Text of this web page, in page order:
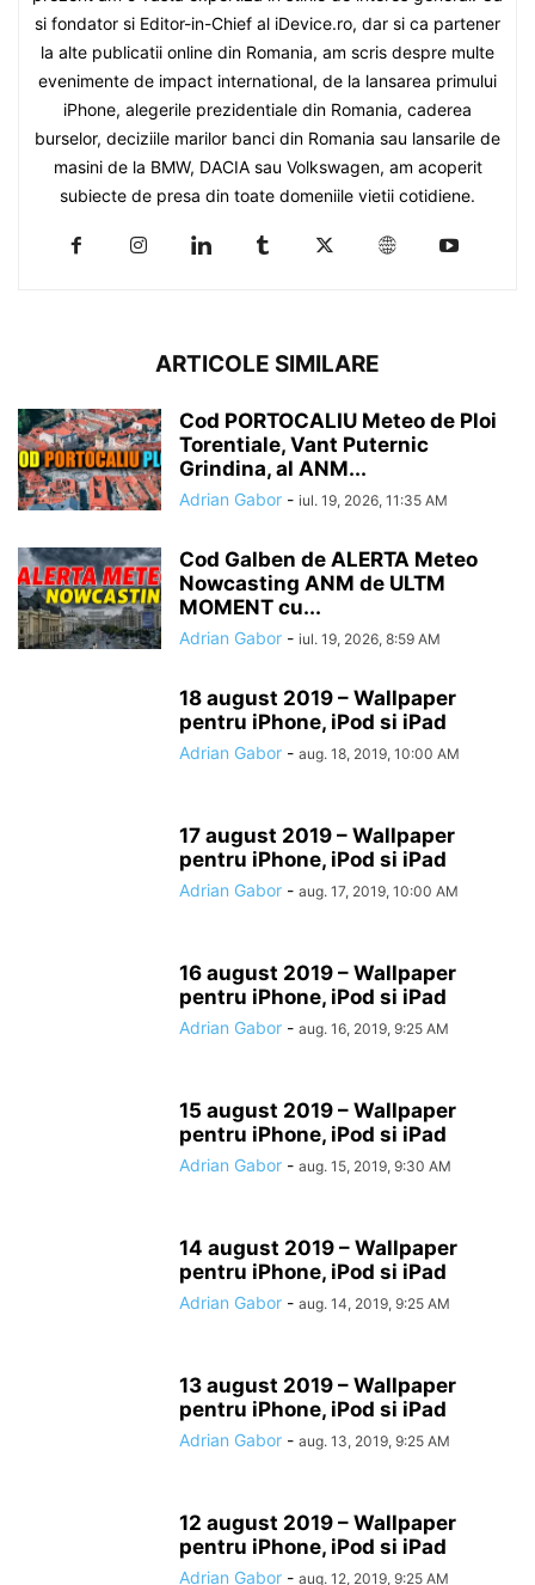
si fondator si Editor-in-Chief al iDevice.ro, dar si ca partener
la alte publicatii online din Romania, am scris despre multe
evenimente de impact international, de la lansarea primului
iPhone, alegerile prezidentiale din Romania, caderea
burselor, deciziile marilor banci din Romania sau lansarile de
masini de la BMW, DACIA sau Volkswagen, am acoperit
subiecte de presa din toate domeniile vietii cotidiene.
ARTICOLE SIMILARE
Cod PORTOCALIU Meteo de Ploi
Torentiale, Vant Puternic
Grindina, al ANM...
Adrian Gabor - iul. 19, 2026, 11:35 AM
Cod Galben de ALERTA Meteo
Nowcasting ANM de ULTM
MOMENT cu...
Adrian Gabor - iul. 19, 2026, 8:59 AM
18 august 2019 – Wallpaper
pentru iPhone, iPod si iPad
Adrian Gabor - aug. 18, 2019, 10:00 AM
17 august 2019 – Wallpaper
pentru iPhone, iPod si iPad
Adrian Gabor - aug. 17, 2019, 10:00 AM
16 august 2019 – Wallpaper
pentru iPhone, iPod si iPad
Adrian Gabor - aug. 16, 2019, 9:25 AM
15 august 2019 – Wallpaper
pentru iPhone, iPod si iPad
Adrian Gabor - aug. 15, 2019, 9:30 AM
14 august 2019 – Wallpaper
pentru iPhone, iPod si iPad
Adrian Gabor - aug. 14, 2019, 9:25 AM
13 august 2019 – Wallpaper
pentru iPhone, iPod si iPad
Adrian Gabor - aug. 13, 2019, 9:25 AM
12 august 2019 – Wallpaper
pentru iPhone, iPod si iPad
Adrian Gabor - aug. 12, 2019, 9:25 AM